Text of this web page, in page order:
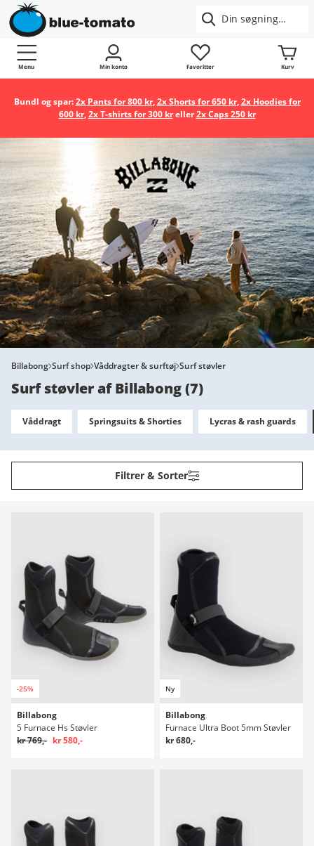
Menu Min konto Favoritter Kurv
Bundl og spar:2x Pants for 800 kr,2x Shorts for 650 kr,2x Hoodies for
600 kr,2x T-shirts for 300 kreller2x Caps 250 kr
Billabong Surf shop Våddragter & surftøj Surf støvler
Surf støvler af Billabong(7)
Våddragt Springsuits & Shorties Lycras & rash guards
Filtrer & Sorter
-25%
Billabong
5 Furnace Hs Støvler
kr 769,- kr 580,-
Ny
Billabong
Furnace Ultra Boot 5mm Støvler
kr 680,-